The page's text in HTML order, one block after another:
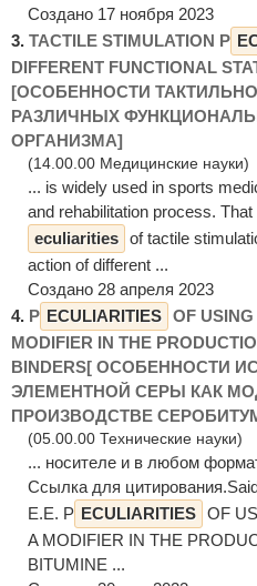
Создано 17 ноября 2023
3. TACTILE STIMULATION P
DIFFERENT FUNCTIONAL
[ОСОБЕННОСТИ
РАЗЛИЧНЫХ
ОРГАНИЗМА]
(14.00.00 Медицинские науки)
... is widely used in sports
and rehabilitation process.
eculiarities of tactile
action of different ...
Создано 28 апреля 2023
4. P ECULIARITIES OF
MODIFIER IN THE
BINDERS[ ОСОБЕННОСТИ
ЭЛЕМЕНТНОЙ СЕРЫ КАК
ПРОИЗВОДСТВЕ
(05.00.00 Технические науки)
... носителе и в любом
Ссылка для
E.E. P ECULIARITIES OF
A MODIFIER IN THE
BITUMINE ...